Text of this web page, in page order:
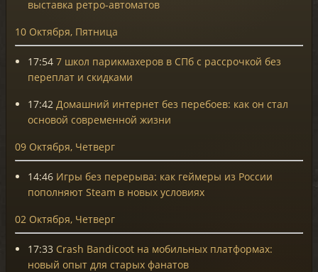
выставка ретро-автоматов
10 Октября, Пятница
17:54 7 школ парикмахеров в СПб с рассрочкой без
переплат и скидками
17:42 Домашний интернет без перебоев: как он стал
основой современной жизни
09 Октября, Четверг
14:46 Игры без перерыва: как геймеры из России
пополняют Steam в новых условиях
02 Октября, Четверг
17:33 Crash Bandicoot на мобильных платформах:
новый опыт для старых фанатов